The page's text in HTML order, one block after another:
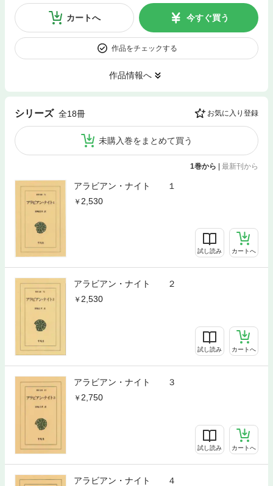
カートへ 今すぐ買う
作品をチェックする
作品情報へ
シリーズ 全18冊 お気に入り登録
未購入巻をまとめて買う
1巻から 最新刊から
アラビアン・ナイト １
2,530
試し読み カートへ
アラビアン・ナイト ２
2,530
試し読み カートへ
アラビアン・ナイト ３
2,750
試し読み カートへ
アラビアン・ナイト ４